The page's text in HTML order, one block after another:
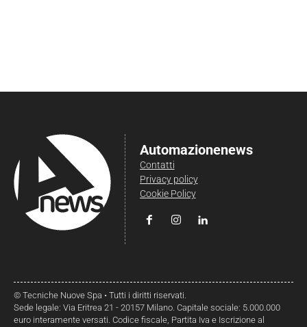
Automazionenews
Contatti
Privacy policy
Cookie Policy
© Tecniche Nuove Spa • Tutti i diritti riservati.
Sede legale: Via Eritrea 21 - 20157 Milano. Capitale sociale: 5.000.000
euro interamente versati. Codice fiscale, Partita Iva e Iscrizione al